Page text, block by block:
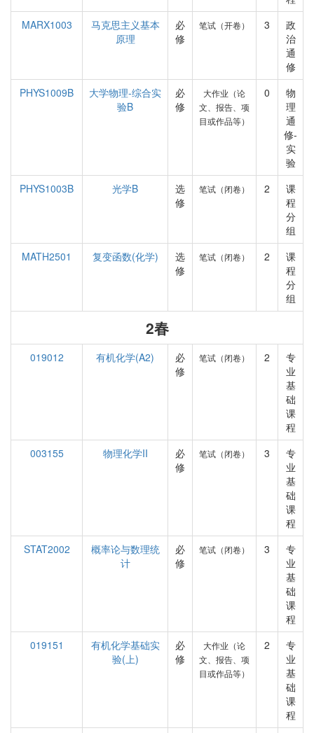
MARX1003
马克思主义基本
原理
必
修
笔试（开卷） 3
政
治
通
修
PHYS1009B
大学物理-综合实
验B
必
修
大作业（论
文、报告、项
目或作品等）
0
物
理
通
修-
实
验
PHYS1003B
光学B
选
修
笔试（闭卷） 2
课
程
分
组
MATH2501
复变函数(化学)
选
修
笔试（闭卷） 2
课
程
分
组
2春
019012 有机化学(A2)
必
修
笔试（闭卷） 2
专
业
基
础
课
程
003155
物理化学II
必
修
笔试（闭卷） 3
专
业
基
础
课
程
STAT2002
概率论与数理统
计
必
修
笔试（闭卷） 3
专
业
基
础
课
程
019151
有机化学基础实
验(上)
必
修
大作业（论
文、报告、项
目或作品等）
2
专
业
基
础
课
程